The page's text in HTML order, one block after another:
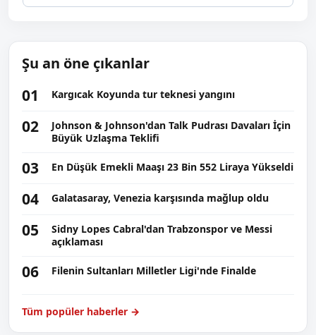
Şu an öne çıkanlar
01 Kargıcak Koyunda tur teknesi yangını
02
Johnson & Johnson'dan Talk Pudrası Davaları İçin
Büyük Uzlaşma Teklifi
03 En Düşük Emekli Maaşı 23 Bin 552 Liraya Yükseldi
04 Galatasaray, Venezia karşısında mağlup oldu
05
Sidny Lopes Cabral'dan Trabzonspor ve Messi
açıklaması
06 Filenin Sultanları Milletler Ligi'nde Finalde
Tüm popüler haberler →